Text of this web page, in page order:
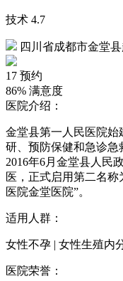
技术 4.7
四川省成都市金堂
17 预约
86% 满意度
医院介绍：
金堂县第一人民医院始
研、预防保健和急诊急
2016年6月金堂县人民
医，正式启用第二名称
医院金堂医院”。
适用人群：
女性不孕 | 女性生殖内
医院荣誉：